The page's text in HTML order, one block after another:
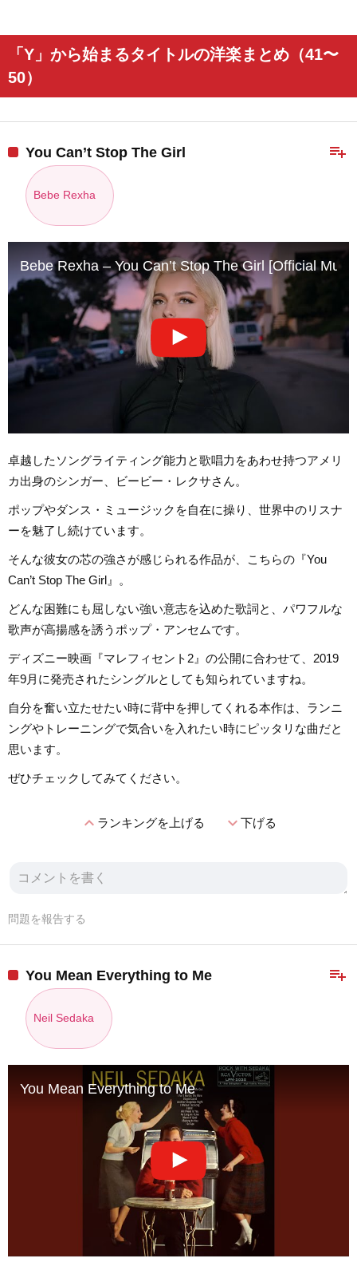
「Y」から始まるタイトルの洋楽まとめ（41〜
50）
playlist_add
You Can’t Stop The Girl
Bebe Rexha
Bebe Rexha – You Can’t Stop The Girl [Official
卓越したソングライティング能力と歌唱力をあわせ持つアメリ
カ出身のシンガー、ビービー・レクサさん。
ポップやダンス・ミュージックを自在に操り、世界中のリスナ
ーを魅了し続けています。
そんな彼女の芯の強さが感じられる作品が、こちらの『You
Can’t Stop The Girl』。
どんな困難にも屈しない強い意志を込めた歌詞と、パワフルな
歌声が高揚感を誘うポップ・アンセムです。
ディズニー映画『マレフィセント2』の公開に合わせて、2019
年9月に発売されたシングルとしても知られていますね。
自分を奮い立たせたい時に背中を押してくれる本作は、ランニ
ングやトレーニングで気合いを入れたい時にピッタリな曲だと
思います。
ぜひチェックしてみてください。
expand_lessランキングを上げる expand_more下げる
問題を報告する
playlist_add
You Mean Everything to Me
Neil Sedaka
You Mean Everything to Me